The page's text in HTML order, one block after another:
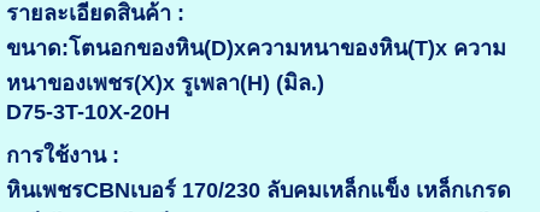
รายละเอียดสินค้า :
ขนาด:โตนอกของหิน(D)xความหนาของหิน(T)x ความ
หนาของเพชร(X)x รูเพลา(H) (มิล.)
D75-3T-10X-20H
การใช้งาน :
หินเพชรCBNเบอร์ 170/230 ลับคมเหล็กแข็ง เหล็กเกรด